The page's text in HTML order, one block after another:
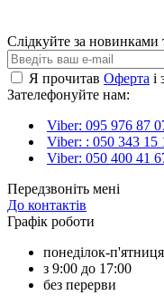
Слідкуйте за новинками
Я прочитав Оферта і
Зателефонуйте нам:
Viber: 095 976 87
Viber: : 050 343 15
Viber: 050 400 41
Передзвоніть мені
До контактів
Графік роботи
понеділок-
з 9:00 до 17:00
без перерви